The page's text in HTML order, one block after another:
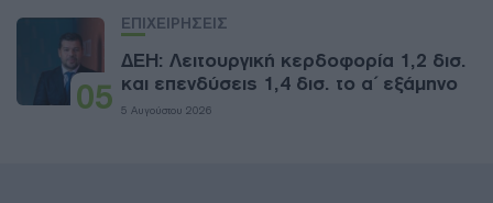
05
ΕΠΙΧΕΙΡΗΣΕΙΣ
ΔΕΗ: Λειτουργική κερδοφορία 1,2 δισ.
και επενδύσεις 1,4 δισ. το α΄ εξάμηνο
5 Αυγούστου 2026